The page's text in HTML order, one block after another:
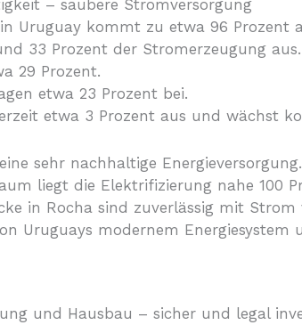
– saubere Stromversorgung
Uruguay kommt zu etwa 96 Prozent
33 Prozent der Stromerzeugung aus.
29 Prozent.
etwa 23 Prozent bei.
etwa 3 Prozent aus und wächst
sehr nachhaltige Energieversorgung.
liegt die Elektrifizierung nahe 100
in Rocha sind zuverlässig mit Strom
Uruguays modernem Energiesystem
und Hausbau – sicher und legal